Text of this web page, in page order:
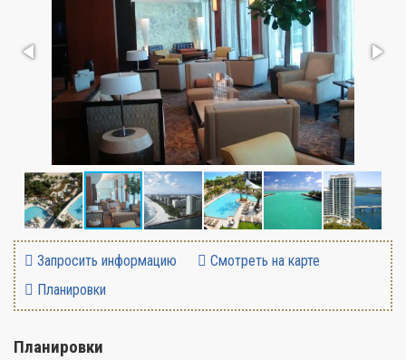
Запросить информацию
Смотреть на карте
Планировки
Планировки